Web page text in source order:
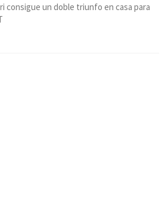
consigue un doble triunfo en casa para